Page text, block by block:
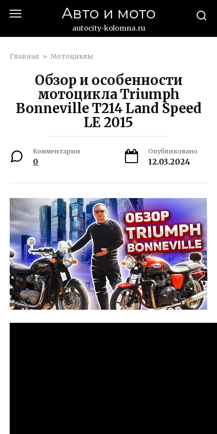
Авто и мото
autocity-kolomna.ru
Главная » Мотоциклы
Обзор и особенности
мотоцикла Triumph
Bonneville T214 Land Speed
LE 2015
Комментарии
0
Опубликовано
12.03.2024